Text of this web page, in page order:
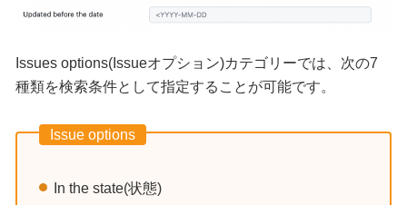
Issues options(Issueオプション)カテゴリーでは、次の7
種類を検索条件として指定することが可能です。
Issue options
In the state(状態)